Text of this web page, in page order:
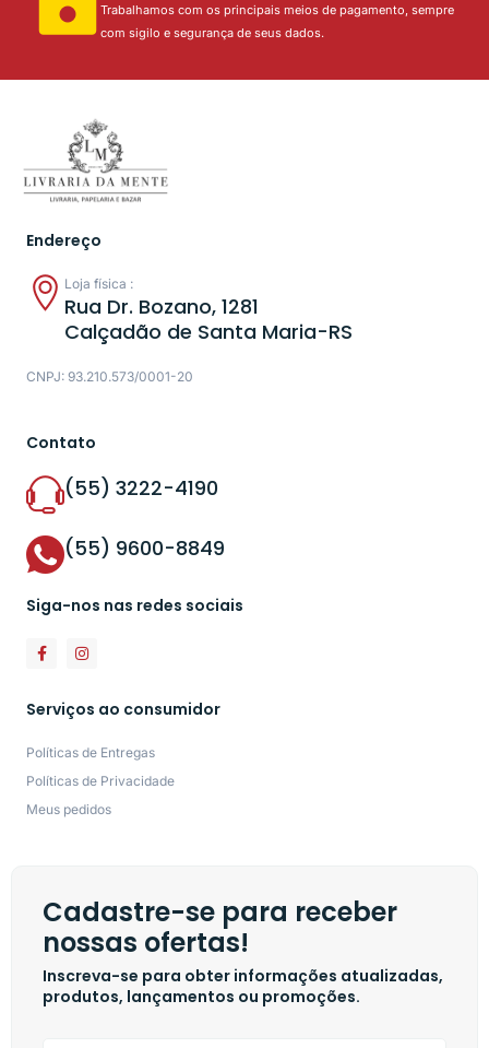
Trabalhamos com os principais meios de pagamento, sempre
com sigilo e segurança de seus dados.
Endereço
Loja física :
Rua Dr. Bozano, 1281
Calçadão de Santa Maria-RS
CNPJ: 93.210.573/0001-20
Contato
(55) 3222-4190
(55) 9600-8849
Siga-nos nas redes sociais
Serviços ao consumidor
Políticas de Entregas
Políticas de Privacidade
Meus pedidos
Cadastre-se para receber
nossas ofertas!
Inscreva-se para obter informações atualizadas,
produtos, lançamentos ou promoções.